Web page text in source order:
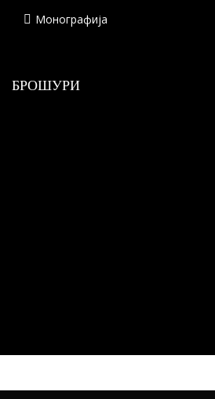
Монографија
БРОШУРИ